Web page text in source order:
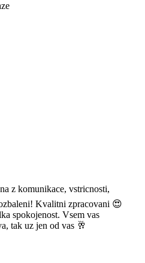
z komunikace, vstricnosti,
Kvalitni zpracovani 😍
spokojenost. Vsem vas
tak uz jen od vas 🥂